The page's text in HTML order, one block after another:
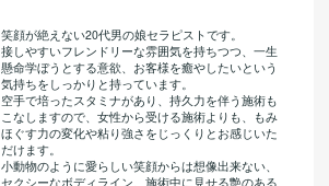
笑顔が絶えない20代男の娘セラピストです。
接しやすいフレンドリーな雰囲気を持ちつつ、一生
懸命学ぼうとする意欲、お客様を癒やしたいという
気持ちをしっかりと持っています。
空手で培ったスタミナがあり、持久力を伴う施術も
こなしますので、女性から受ける施術よりも、もみ
ほぐす力の変化や粘り強さをじっくりとお感じいた
だけます。
小動物のように愛らしい笑顔からは想像出来ない、
セクシーなボディライン、施術中に見せる艶のある